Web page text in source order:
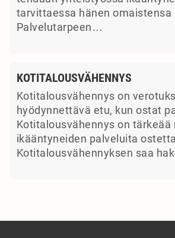
tarvittaessa hänen omaistensa
Palvelutarpeen…
KOTITALOUSVÄHENNYS
Kotitalousvähennys on
hyödynnettävä etu, kun ostat
Kotitalousvähennys on tärkeää
ikääntyneiden palveluita
Kotitalousvähennyksen saa